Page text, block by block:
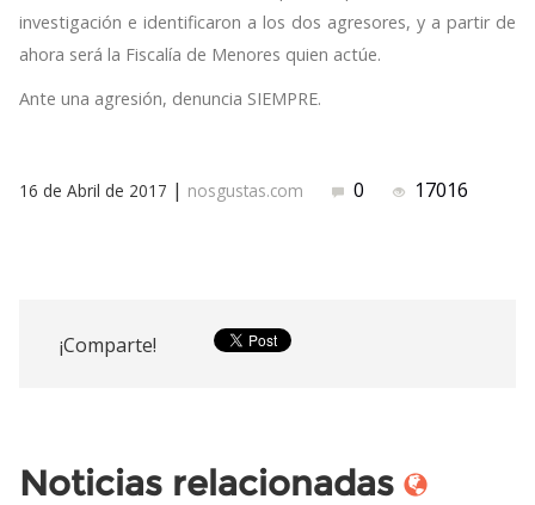
investigación e identificaron a los dos agresores, y a partir de
ahora será la Fiscalía de Menores quien actúe.
Ante una agresión, denuncia SIEMPRE.
16 de Abril de 2017 | nosgustas.com 0 17016
¡Comparte!
Noticias relacionadas